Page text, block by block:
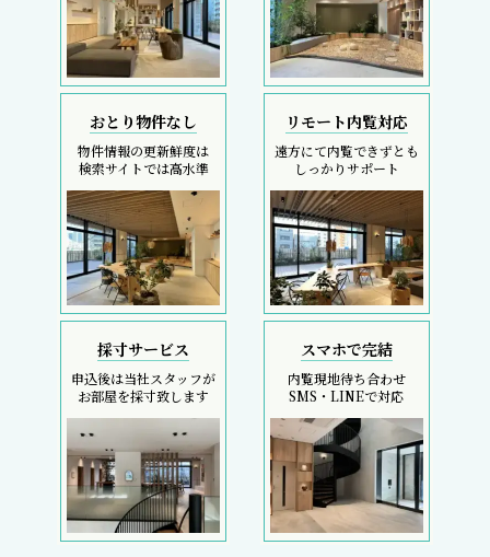
おとり物件なし
物件情報の更新鮮度は
検索サイトでは高水準
リモート内覧対応
遠方にて内覧できずとも
しっかりサポート
採寸サービス
申込後は当社スタッフが
お部屋を採寸致します
スマホで完結
内覧現地待ち合わせ
SMS・LINEで対応